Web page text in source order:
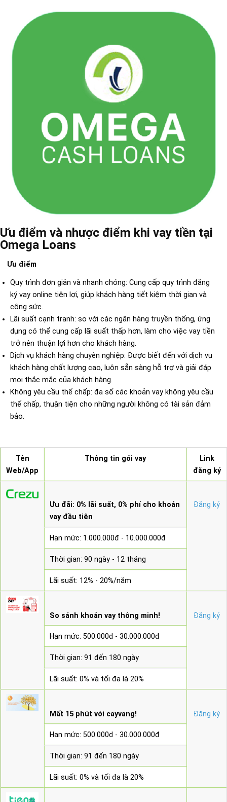
Ưu điểm và nhược điểm khi vay tiền tại
Omega Loans
Ưu điểm
Quy trình đơn giản và nhanh chóng: Cung cấp quy trình đăng
ký vay online tiện lợi, giúp khách hàng tiết kiệm thời gian và
công sức.
Lãi suất cạnh tranh: so với các ngân hàng truyền thống, ứng
dụng có thể cung cấp lãi suất thấp hơn, làm cho việc vay tiền
trở nên thuận lợi hơn cho khách hàng.
Dịch vụ khách hàng chuyên nghiệp: Được biết đến với dịch vụ
khách hàng chất lượng cao, luôn sẵn sàng hỗ trợ và giải đáp
mọi thắc mắc của khách hàng.
Không yêu cầu thế chấp: đa số các khoản vay không yêu cầu
thế chấp, thuận tiện cho những người không có tài sản đảm
bảo.
Tên
Web/App
Thông tin gói vay
Link
đăng ký
Ưu đãi: 0% lãi suất, 0% phí cho khoản
vay đầu tiên
Đăng ký
Hạn mức: 1.000.000đ - 10.000.000đ
Thời gian: 90 ngày - 12 tháng
Lãi suất: 12% - 20%/năm
So sánh khoản vay thông minh! Đăng ký
Hạn mức: 500.000d - 30.000.000đ
Thời gian: 91 đến 180 ngày
Lãi suất: 0% và tối đa là 20%
Mất 15 phút với cayvang! Đăng ký
Hạn mức: 500.000d - 30.000.000đ
Thời gian: 91 đến 180 ngày
Lãi suất: 0% và tối đa là 20%